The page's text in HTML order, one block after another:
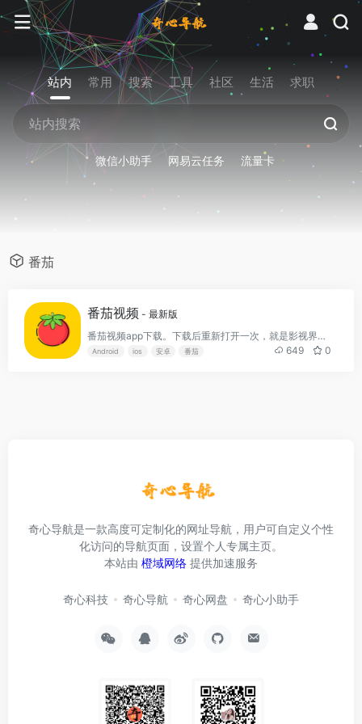
站内 常用 搜索 工具 社区 生活 求职
微信小助手 网易云任务 流量卡
番茄
番茄视频 - 最新版
番茄视频app下载。下载后重新打开一次，就是影视界面了
Android ios 安卓 番茄 649 0
奇心导航是一款高度可定制化的网址导航，用户可自定义个性
化访问的导航页面，设置个人专属主页。
本站由 橙域网络 提供加速服务
奇心科技 奇心导航 奇心网盘 奇心小助手